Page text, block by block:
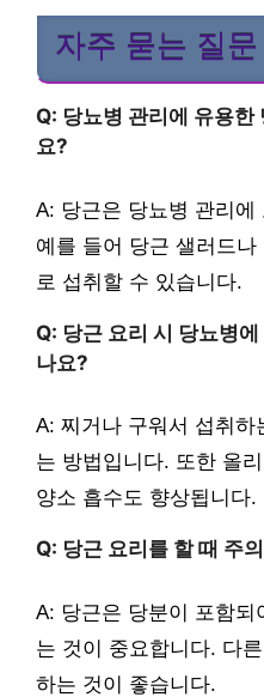
자주 묻는 질문
Q: 당뇨병 관리에 유용
요?
A: 당근은 당뇨병 관리
예를 들어 당근 샐러드
로 섭취할 수 있습니다.
Q: 당근 요리 시 당뇨병
나요?
A: 찌거나 구워서 섭취
는 방법입니다. 또한 올
양소 흡수도 향상됩니다.
Q: 당근 요리를 할 때 주
A: 당근은 당분이 포함
는 것이 중요합니다. 다
하는 것이 좋습니다.